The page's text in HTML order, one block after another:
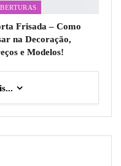
Frisada – Como
na Decoração,
e Modelos!